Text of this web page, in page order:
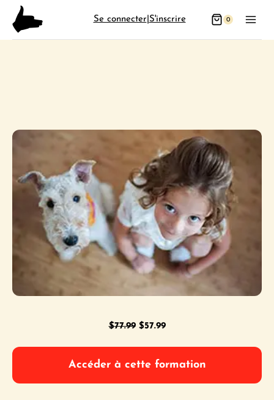
contenu
Se connecter S'inscrire 0
$77.99 Le
était :
$77.99.
$57.99Le
est :
$57.99.
Accéder à cette formation